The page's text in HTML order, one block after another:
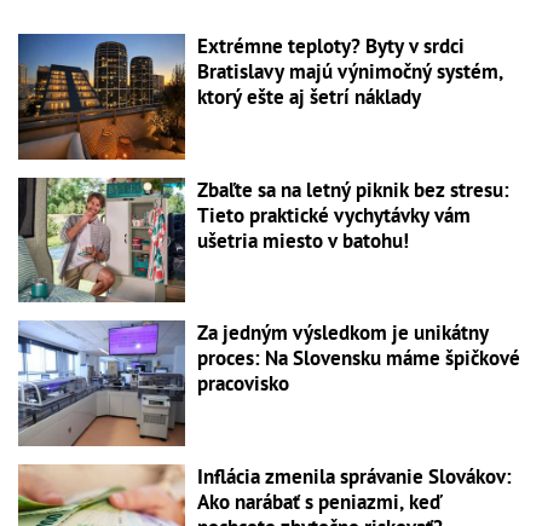
Extrémne teploty? Byty v srdci
Bratislavy majú výnimočný systém,
ktorý ešte aj šetrí náklady
Zbaľte sa na letný piknik bez stresu:
Tieto praktické vychytávky vám
ušetria miesto v batohu!
Za jedným výsledkom je unikátny
proces: Na Slovensku máme špičkové
pracovisko
Inflácia zmenila správanie Slovákov:
Ako narábať s peniazmi, keď